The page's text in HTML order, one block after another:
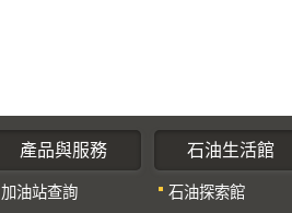
產品與服務
加油站查詢
石油生活館
石油探索館